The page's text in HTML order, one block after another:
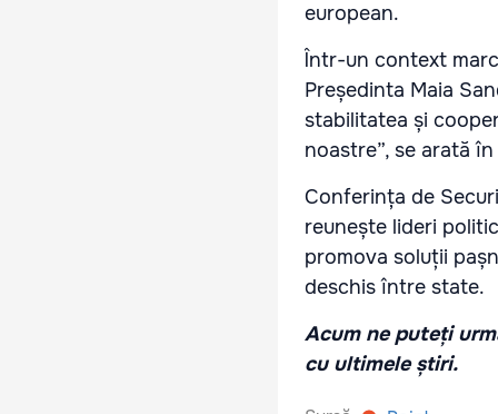
european.
Într-un context
Președinta Maia
stabilitatea și
noastre”, se arată în
Conferința de
reunește lideri
promova soluții
deschis între state.
Acum ne puteți
cu ultimele știri.